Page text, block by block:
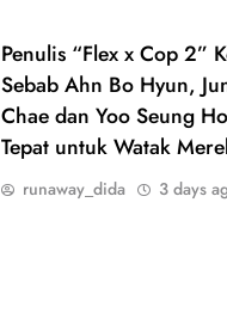
Penulis “Flex x Cop 2”
Sebab Ahn Bo Hyun,
Chae dan Yoo Seung
Tepat untuk Watak
runaway_dida 3 days